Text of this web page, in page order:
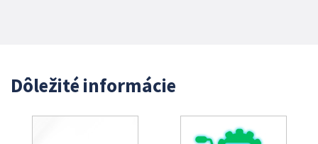
Dôležité informácie